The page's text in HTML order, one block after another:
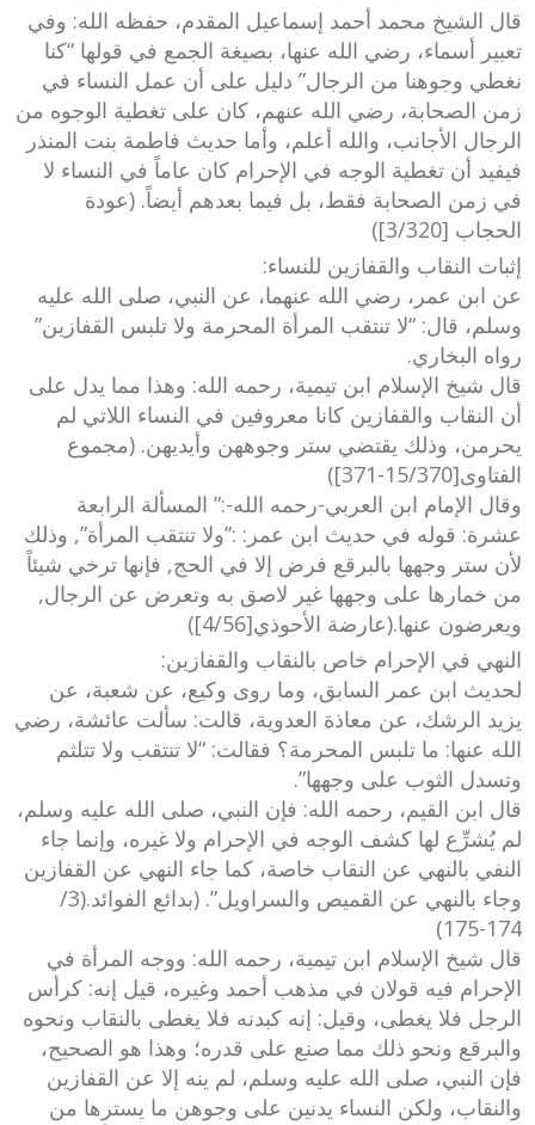
قال الشيخ محمد أحمد إسماعيل المقدم، حفظه الله: وفي
تعبير أسماء، رضي الله عنها، بصيغة الجمع في قولها “كنا
نغطي وجوهنا من الرجال” دليل على أن عمل النساء في
زمن الصحابة، رضي الله عنهم، كان على تغطية الوجوه من
الرجال الأجانب، والله أعلم، وأما حديث فاطمة بنت المنذر
فيفيد أن تغطية الوجه في الإحرام كان عاماً في النساء لا
في زمن الصحابة فقط، بل فيما بعدهم أيضاً. (عودة
الحجاب [3/320])
إثبات النقاب والقفازين للنساء:
عن ابن عمر، رضي الله عنهما، عن النبي، صلى الله عليه
وسلم، قال: “لا تنتقب المرأة المحرمة ولا تلبس القفازين”
رواه البخاري.
قال شيخ الإسلام ابن تيمية، رحمه الله: وهذا مما يدل على
أن النقاب والقفازين كانا معروفين في النساء اللاتي لم
يحرمن، وذلك يقتضي ستر وجوههن وأيديهن. (مجموع
الفتاوى[15/370-371])
وقال الإمام ابن العربي-رحمه الله-:” المسألة الرابعة
عشرة: قوله في حديث ابن عمر: :”ولا تنتقب المرأة”, وذلك
لأن ستر وجهها بالبرقع فرض إلا في الحج, فإنها ترخي شيئاً
من خمارها على وجهها غير لاصق به وتعرض عن الرجال,
ويعرضون عنها.(عارضة الأحوذي[4/56])
النهي في الإحرام خاص بالنقاب والقفازين:
لحديث ابن عمر السابق، وما روى وكيع، عن شعبة، عن
يزيد الرشك، عن معاذة العدوية، قالت: سألت عائشة، رضي
الله عنها: ما تلبس المحرمة؟ فقالت: “لا تنتقب ولا تتلثم
وتسدل الثوب على وجهها”.
قال ابن القيم، رحمه الله: فإن النبي، صلى الله عليه وسلم،
لم يُشرِّع لها كشف الوجه في الإحرام ولا غيره، وإنما جاء
النفي بالنهي عن النقاب خاصة، كما جاء النهي عن القفازين
وجاء بالنهي عن القميص والسراويل”. (بدائع الفوائد.(3/
174-175)
قال شيخ الإسلام ابن تيمية، رحمه الله: ووجه المرأة في
الإحرام فيه قولان في مذهب أحمد وغيره، قيل إنه: كرأس
الرجل فلا يغطى، وقيل: إنه كبدنه فلا يغطى بالنقاب ونحوه
والبرقع ونحو ذلك مما صنع على قدره؛ وهذا هو الصحيح،
فإن النبي، صلى الله عليه وسلم، لم ينه إلا عن القفازين
والنقاب، ولكن النساء يدنين على وجوهن ما يسترها من